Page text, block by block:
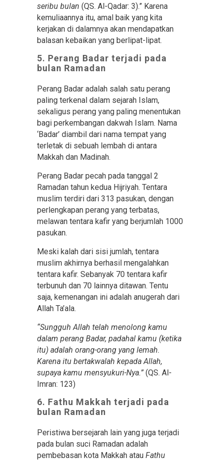
seribu bulan (QS. Al-Qadar: 3).” Karena
kemuliaannya itu, amal baik yang kita
kerjakan di dalamnya akan mendapatkan
balasan kebaikan yang berlipat-lipat.
5. Perang Badar terjadi pada
bulan Ramadan
Perang Badar adalah salah satu perang
paling terkenal dalam sejarah Islam,
sekaligus perang yang paling menentukan
bagi perkembangan dakwah Islam. Nama
‘Badar’ diambil dari nama tempat yang
terletak di sebuah lembah di antara
Makkah dan Madinah.
Perang Badar pecah pada tanggal 2
Ramadan tahun kedua Hijriyah. Tentara
muslim terdiri dari 313 pasukan, dengan
perlengkapan perang yang terbatas,
melawan tentara kafir yang berjumlah 1000
pasukan.
Meski kalah dari sisi jumlah, tentara
muslim akhirnya berhasil mengalahkan
tentara kafir. Sebanyak 70 tentara kafir
terbunuh dan 70 lainnya ditawan. Tentu
saja, kemenangan ini adalah anugerah dari
Allah Ta’ala.
“Sungguh Allah telah menolong kamu
dalam perang Badar, padahal kamu (ketika
itu) adalah orang-orang yang lemah.
Karena itu bertakwalah kepada Allah,
supaya kamu mensyukuri-Nya.” (QS. Al-
Imran: 123)
6. Fathu Makkah terjadi pada
bulan Ramadan
Peristiwa bersejarah lain yang juga terjadi
pada bulan suci Ramadan adalah
pembebasan kota Makkah atau Fathu